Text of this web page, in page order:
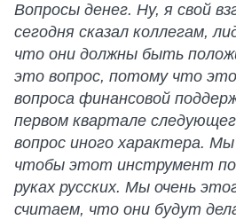
Вопросы денег. Ну, я свой
сегодня сказал коллегам,
что они должны быть
это вопрос, потому что
вопроса финансовой
первом квартале
вопрос иного характера.
чтобы этот инструмент
руках русских. Мы очень
считаем, что они будут